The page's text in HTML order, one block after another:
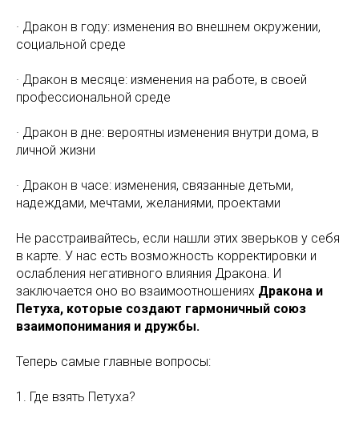
· Дракон в году: изменения во внешнем окружении,
социальной среде
· Дракон в месяце: изменения на работе, в своей
профессиональной среде
· Дракон в дне: вероятны изменения внутри дома, в
личной жизни
· Дракон в часе: изменения, связанные детьми,
надеждами, мечтами, желаниями, проектами
Не расстраивайтесь, если нашли этих зверьков у себя
в карте. У нас есть возможность корректировки и
ослабления негативного влияния Дракона. И
заключается оно во взаимоотношениях Дракона и
Петуха, которые создают гармоничный союз
взаимопонимания и дружбы.
Теперь самые главные вопросы:
1. Где взять Петуха?